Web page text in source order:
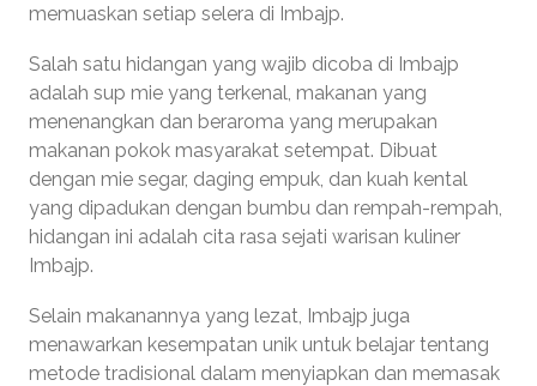
memuaskan setiap selera di Imbajp.
Salah satu hidangan yang wajib dicoba di Imbajp
adalah sup mie yang terkenal, makanan yang
menenangkan dan beraroma yang merupakan
makanan pokok masyarakat setempat. Dibuat
dengan mie segar, daging empuk, dan kuah kental
yang dipadukan dengan bumbu dan rempah-rempah,
hidangan ini adalah cita rasa sejati warisan kuliner
Imbajp.
Selain makanannya yang lezat, Imbajp juga
menawarkan kesempatan unik untuk belajar tentang
metode tradisional dalam menyiapkan dan memasak